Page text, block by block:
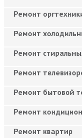
Ремонт
Ремонт
Ремонт
Ремонт
Ремонт бытовой
Ремонт
Ремонт квартир